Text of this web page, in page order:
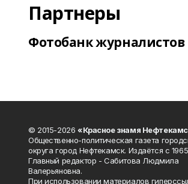
Партнеры
Фотобанк журналистов
© 2015-2026 «Красное знамя
Общественно-политическая газета
округа город Нефтекамск. Издаётся с
Главный редактор - Сабитова Людмила
Валерьяновна.
При использовании материалов